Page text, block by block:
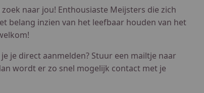
naar jou! Enthousiaste Meijsters die zich
belang inzien van het leefbaar houden van het
je direct aanmelden? Stuur een mailtje naar
wordt er zo snel mogelijk contact met je